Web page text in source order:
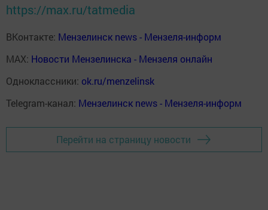
https://max.ru/tatmedia
ВКонтакте: Мензелинск news - Мензеля-информ
MAX: Новости Мензелинска - Мензеля онлайн
Одноклассники: ok.ru/menzelinsk
Telegram-канал: Мензелинск news - Мензеля-информ
Перейти на страницу новости